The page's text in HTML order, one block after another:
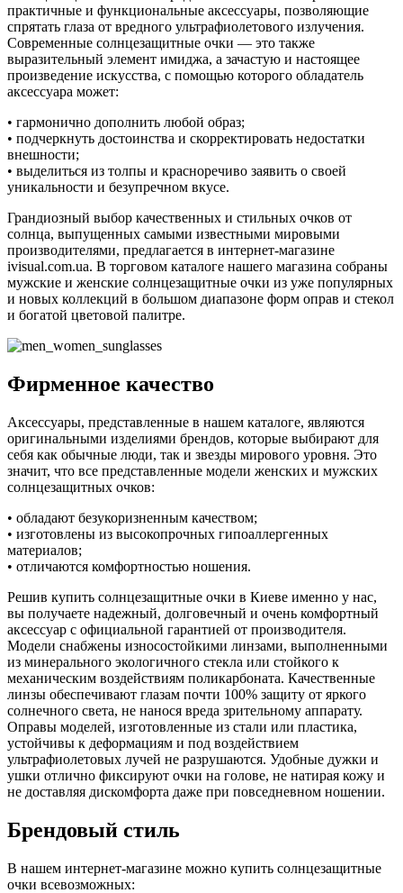
практичные и функциональные аксессуары, позволяющие
спрятать глаза от вредного ультрафиолетового излучения.
Современные солнцезащитные очки — это также
выразительный элемент имиджа, а зачастую и настоящее
произведение искусства, с помощью которого обладатель
аксессуара может:
• гармонично дополнить любой образ;
• подчеркнуть достоинства и скорректировать недостатки
внешности;
• выделиться из толпы и красноречиво заявить о своей
уникальности и безупречном вкусе.
Грандиозный выбор качественных и стильных очков от
солнца, выпущенных самыми известными мировыми
производителями, предлагается в интернет-магазине
ivisual.com.ua. В торговом каталоге нашего магазина собраны
мужские и женские солнцезащитные очки из уже популярных
и новых коллекций в большом диапазоне форм оправ и стекол
и богатой цветовой палитре.
Фирменное качество
Аксессуары, представленные в нашем каталоге, являются
оригинальными изделиями брендов, которые выбирают для
себя как обычные люди, так и звезды мирового уровня. Это
значит, что все представленные модели женских и мужских
солнцезащитных очков:
• обладают безукоризненным качеством;
• изготовлены из высокопрочных гипоаллергенных
материалов;
• отличаются комфортностью ношения.
Решив купить солнцезащитные очки в Киеве именно у нас,
вы получаете надежный, долговечный и очень комфортный
аксессуар с официальной гарантией от производителя.
Модели снабжены износостойкими линзами, выполненными
из минерального экологичного стекла или стойкого к
механическим воздействиям поликарбоната. Качественные
линзы обеспечивают глазам почти 100% защиту от яркого
солнечного света, не нанося вреда зрительному аппарату.
Оправы моделей, изготовленные из стали или пластика,
устойчивы к деформациям и под воздействием
ультрафиолетовых лучей не разрушаются. Удобные дужки и
ушки отлично фиксируют очки на голове, не натирая кожу и
не доставляя дискомфорта даже при повседневном ношении.
Брендовый стиль
В нашем интернет-магазине можно купить солнцезащитные
очки всевозможных: